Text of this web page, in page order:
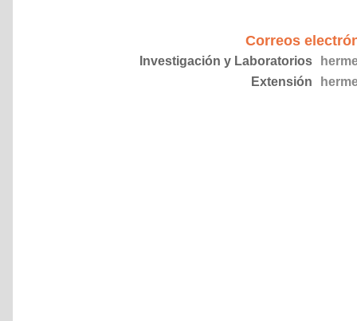
Correos
Investigación y Laboratorios
Extensión